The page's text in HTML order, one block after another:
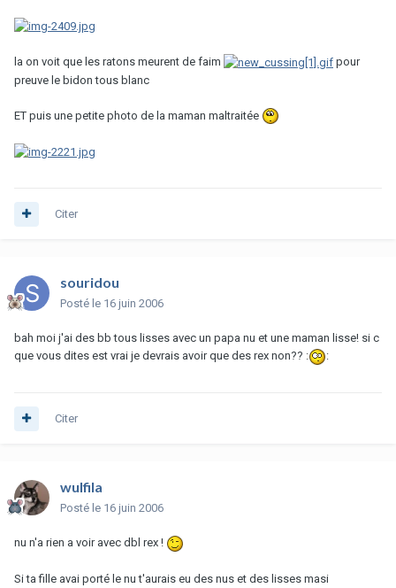
la on voit que les ratons meurent de faim
pour
preuve le bidon tous blanc
ET puis une petite photo de la maman maltraitée
Citer
souridou
Posté le 16 juin 2006
bah moi j'ai des bb tous lisses avec un papa nu et une maman lisse! si c
que vous dites est vrai je devrais avoir que des rex non?? :
:
Citer
wulfila
Posté le 16 juin 2006
nu n'a rien a voir avec dbl rex !
Si ta fille avai porté le nu t'aurais eu des nus et des lisses masi